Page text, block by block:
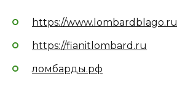
https://www.lombardblago.ru
https://fianitlombard.ru
ломбарды.рф